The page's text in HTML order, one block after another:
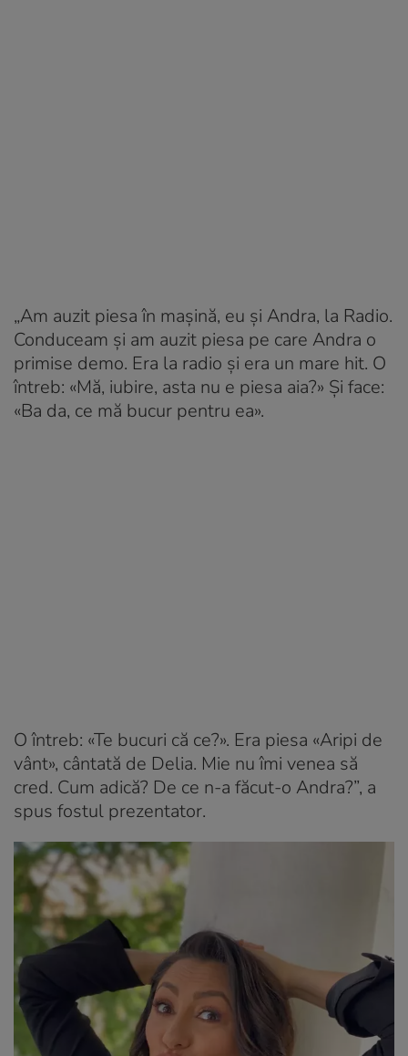
„Am auzit piesa în mașină, eu și Andra, la Radio.
Conduceam și am auzit piesa pe care Andra o
primise demo. Era la radio și era un mare hit. O
întreb: «Mă, iubire, asta nu e piesa aia?» Și face:
«Ba da, ce mă bucur pentru ea».
O întreb: «Te bucuri că ce?». Era piesa «Aripi de
vânt», cântată de Delia. Mie nu îmi venea să
cred. Cum adică? De ce n-a făcut-o Andra?”, a
spus fostul prezentator.